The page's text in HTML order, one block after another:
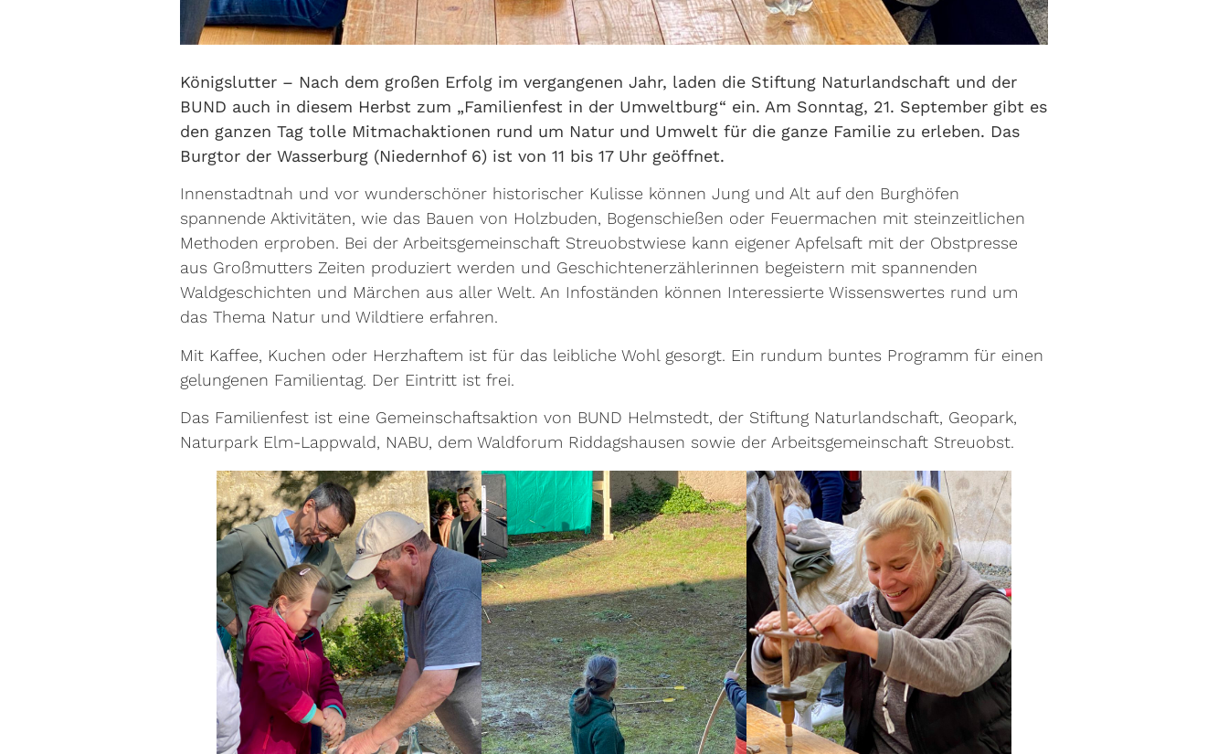
Königslutter – Nach dem großen Erfolg im vergangenen Jahr, laden die Stiftung Naturlandschaft und der
BUND auch in diesem Herbst zum „Familienfest in der Umweltburg“ ein. Am Sonntag, 21. September gibt es
den ganzen Tag tolle Mitmachaktionen rund um Natur und Umwelt für die ganze Familie zu erleben. Das
Burgtor der Wasserburg (Niedernhof 6) ist von 11 bis 17 Uhr geöffnet.
Innenstadtnah und vor wunderschöner historischer Kulisse können Jung und Alt auf den Burghöfen
spannende Aktivitäten, wie das Bauen von Holzbuden, Bogenschießen oder Feuermachen mit steinzeitlichen
Methoden erproben. Bei der Arbeitsgemeinschaft Streuobstwiese kann eigener Apfelsaft mit der Obstpresse
aus Großmutters Zeiten produziert werden und Geschichtenerzählerinnen begeistern mit spannenden
Waldgeschichten und Märchen aus aller Welt. An Infoständen können Interessierte Wissenswertes rund um
das Thema Natur und Wildtiere erfahren.
Mit Kaffee, Kuchen oder Herzhaftem ist für das leibliche Wohl gesorgt. Ein rundum buntes Programm für einen
gelungenen Familientag. Der Eintritt ist frei.
Das Familienfest ist eine Gemeinschaftsaktion von BUND Helmstedt, der Stiftung Naturlandschaft, Geopark,
Naturpark Elm-Lappwald, NABU, dem Waldforum Riddagshausen sowie der Arbeitsgemeinschaft Streuobst.